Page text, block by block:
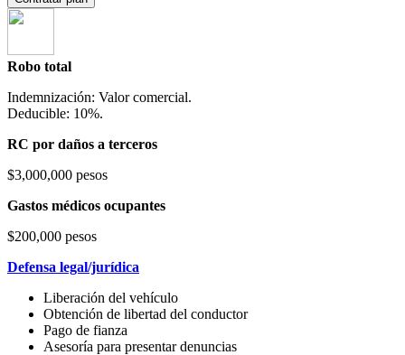
Robo total
Indemnización: Valor comercial.
Deducible: 10%.
RC por daños a terceros
$3,000,000 pesos
Gastos médicos ocupantes
$200,000 pesos
Defensa legal/jurídica
Liberación del vehículo
Obtención de libertad del conductor
Pago de fianza
Asesoría para presentar denuncias